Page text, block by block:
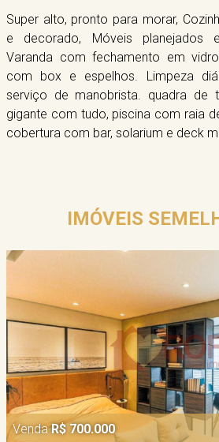
Super alto, pronto para morar,
e decorado, Móveis planejados
Varanda com fechamento em
com box e espelhos. Limpeza
serviço de manobrista. quadra de
gigante com tudo, piscina com raia
cobertura com bar, solarium e deck
IMÓVEIS
Venda R$ 700.000